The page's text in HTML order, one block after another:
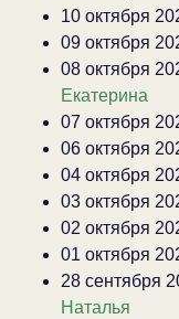
10 октября
09 октября
08 октября
Екатерина
07 октября
06 октября
04 октября
03 октября
02 октября
01 октября
28 сентября
Наталья